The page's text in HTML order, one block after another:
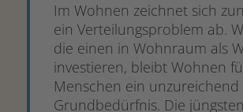
Im Wohnen zeichnet sich
ein Verteilungsproblem ab.
die einen in Wohnraum als
investieren, bleibt Wohnen
Menschen ein
Grundbedürfnis. Die jüngsten